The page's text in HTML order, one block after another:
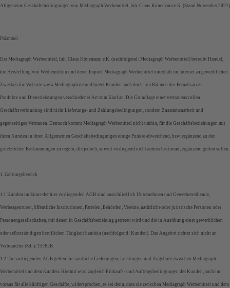
Allgemeine Geschäftsbedingungen von Mediagraph Werbemittel, Inh. Claus Könemann e.K. (Stand November 2021)
Präambel
Der Mediagraph Werbemittel, Inh. Claus Könemann e.K. (nachfolgend: Mediagraph Werbemittel) betreibt Handel,
die Herstellung von Werbemitteln und deren Import. Mediagraph Werbemittel unterhält im Internet zu gewerblichen
Zwecken die Website www.Mediagraph.de und bietet Kunden auch dort – im Rahmen des Fernabsatzes –
Produkte und Dienstleistungen verschiedener Art zum Kauf an. Die Grundlage einer vertrauensvollen
Geschäftsverbindung sind nicht Lieferungs- und Zahlungsbedingungen, sondern Zusammenarbeit und
gegenseitiges Vertrauen. Dennoch kommt Mediagraph Werbemittel nicht umhin, für die Geschäftsbeziehungen mit
ihren Kunden in ihren Allgemeinen Geschäftsbedingungen einige Punkte abweichend, bzw. ergänzend zu den
gesetzlichen Bestimmungen zu regeln, die jedoch, soweit vorliegend nicht anders bestimmt, ergänzend gelten sollen.
1. Geltungsbereich
1.1 Kunden im Sinne der hier vorliegenden AGB sind ausschließlich Unternehmen und Gewerbetreibende,
Werbeagenturen, öffentliche Institutionen, Parteien, Behörden, Vereine, natürliche oder juristische Personen oder
Personengesellschaften, mit denen in Geschäftsbeziehung getreten wird und die in Ausübung einer gewerblichen
oder selbstständigen beruflichen Tätigkeit handeln (nachfolgend: Kunden). Das Angebot richtet sich nicht an
Verbraucher iSd. § 13 BGB.
1.2 Die vorliegenden AGB gelten für sämtliche Lieferungen, Leistungen und Angebote zwischen Mediagraph
Werbemittel und dem Kunden. Hiermit wird zugleich Einkaufs- und Auftragsbedingungen der Kunden, auch im
voraus für alle künftigen Geschäfte, widersprochen, es sei denn, dass sie zwischen Mediagraph Werbemittel und dem